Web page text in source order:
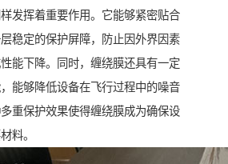
发挥着重要作用。它能够紧密贴合
稳定的保护屏障，防止因外界因素
能下降。同时，缠绕膜还具有一定
能够降低设备在飞行过程中的噪音
重保护效果使得缠绕膜成为确保设
料。